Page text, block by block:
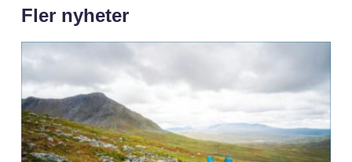
Fler nyheter